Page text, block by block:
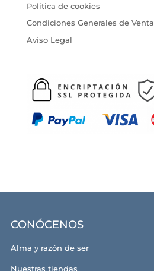
Política de cookies
Condiciones Generales de Venta
Aviso Legal
CONÓCENOS
Alma y razón de ser
Nuestras tiendas